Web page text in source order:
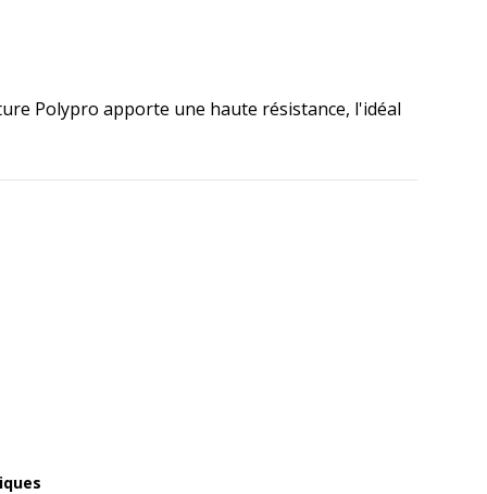
Polypro apporte une haute résistance, l'idéal